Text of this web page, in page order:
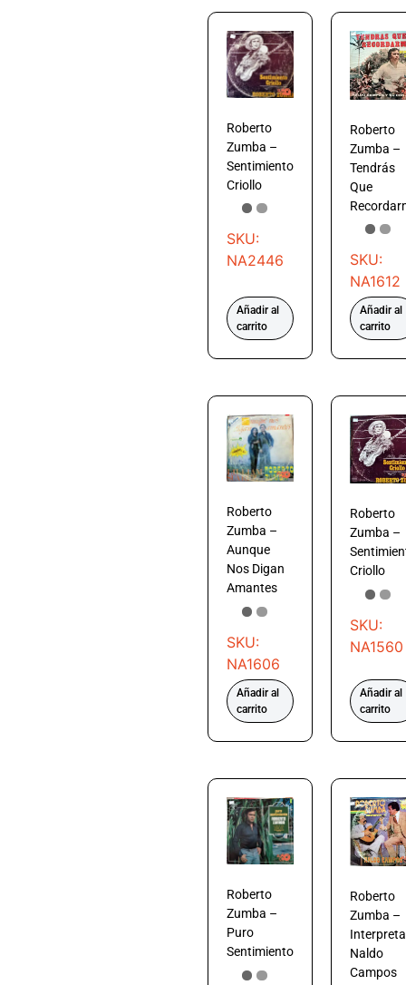
Roberto
Zumba –
Sentimiento
Criollo
SKU:
NA2446
Añadir al
carrito
Roberto
Zumba –
Tendrás
Que
SKU:
NA1612
Añadir al
carrito
Roberto
Zumba –
Aunque
Nos Digan
Amantes
SKU:
NA1606
Añadir al
carrito
Roberto
Zumba –
Criollo
SKU:
NA1560
Añadir al
carrito
Roberto
Zumba –
Puro
Sentimiento
Roberto
Zumba –
Naldo
Campos